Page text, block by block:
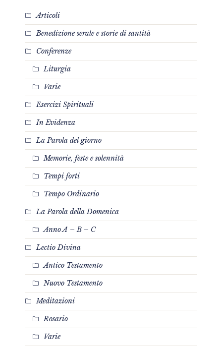
Articoli
Benedizione serale e storie di santità
Conferenze
Liturgia
Varie
Esercizi Spirituali
In Evidenza
La Parola del giorno
Memorie, feste e solennità
Tempi forti
Tempo Ordinario
La Parola della Domenica
Anno A – B – C
Lectio Divina
Antico Testamento
Nuovo Testamento
Meditazioni
Rosario
Varie